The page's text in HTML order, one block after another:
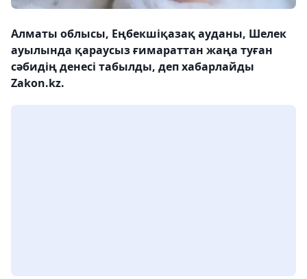
Алматы облысы, Еңбекшіқазақ ауданы, Шелек
ауылында қараусыз ғимараттан жаңа туған
сәбидің денесі табылды, деп хабарлайды
Zakon.kz.